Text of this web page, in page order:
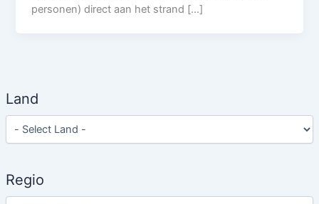
Land
Regio
personen) direct aan het strand […]